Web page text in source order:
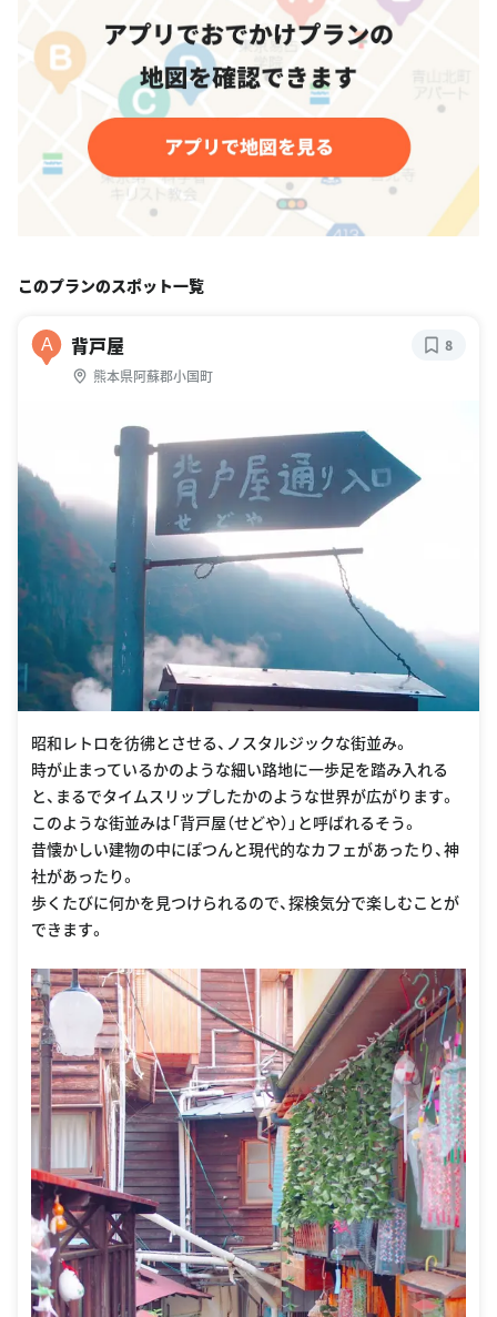
このプランのスポット一覧
A 背戸屋
熊本県阿蘇郡小国町
8
昭和レトロを彷彿とさせる、ノスタルジックな街並み。
時が止まっているかのような細い路地に一歩足を踏み入れる
と、まるでタイムスリップしたかのような世界が広がります。
このような街並みは「背戸屋（せどや）」と呼ばれるそう。
昔懐かしい建物の中にぽつんと現代的なカフェがあったり、神
社があったり。
歩くたびに何かを見つけられるので、探検気分で楽しむことが
できます。